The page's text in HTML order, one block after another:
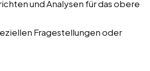
und Analysen für das obere
Fragestellungen oder